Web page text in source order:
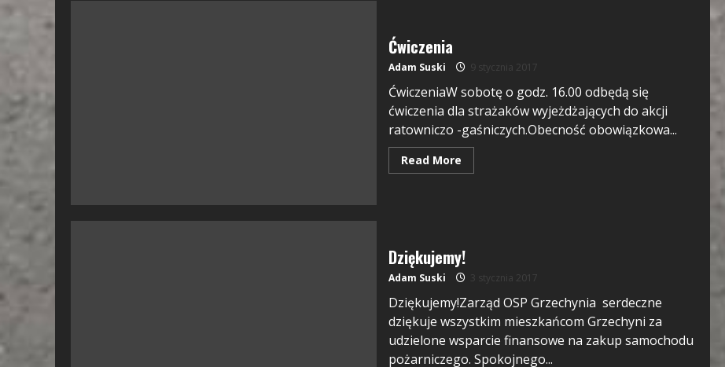
Ćwiczenia
Adam Suski 9 stycznia 2017
ĆwiczeniaW sobotę o godz. 16.00 odbędą się
ćwiczenia dla strażaków wyjeżdżających do akcji
ratowniczo -gaśniczych.Obecność obowiązkowa...
Read More
Dziękujemy!
Adam Suski 3 stycznia 2017
Dziękujemy!Zarząd OSP Grzechynia serdeczne
dziękuje wszystkim mieszkańcom Grzechyni za
udzielone wsparcie finansowe na zakup samochodu
pożarniczego. Spokojnego...